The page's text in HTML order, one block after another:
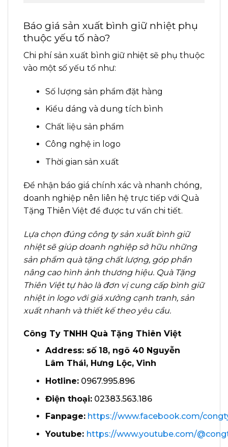
Báo giá sản xuất bình giữ nhiệt phụ
thuộc yếu tố nào?
Chi phí sản xuất bình giữ nhiệt sẽ phụ thuộc
vào một số yếu tố như:
Số lượng sản phẩm đặt hàng
Kiểu dáng và dung tích bình
Chất liệu sản phẩm
Công nghệ in logo
Thời gian sản xuất
Để nhận báo giá chính xác và nhanh chóng,
doanh nghiệp nên liên hệ trực tiếp với Quà
Tặng Thiên Việt để được tư vấn chi tiết.
Lựa chọn đúng công ty sản xuất bình giữ
nhiệt sẽ giúp doanh nghiệp sở hữu những
sản phẩm quà tặng chất lượng, góp phần
nâng cao hình ảnh thương hiệu. Quà Tặng
Thiên Việt tự hào là đơn vị cung cấp bình giữ
nhiệt in logo với giá xưởng cạnh tranh, sản
xuất nhanh và thiết kế theo yêu cầu.
Công Ty TNHH Quà Tặng Thiên Việt
Address: số 18, ngõ 40 Nguyễn
Lâm Thái, Hưng Lộc, Vinh
Hotline:0967.995.896
Điện thoại:02383.563.186
Fanpage: https://www.facebook.com/
Youtube: https://www.youtube.com/